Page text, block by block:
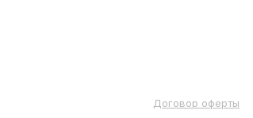
Договор оферты